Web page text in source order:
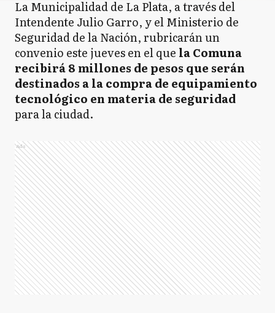
La Municipalidad de La Plata, a través del
Intendente Julio Garro, y el Ministerio de
Seguridad de la Nación, rubricarán un
convenio este jueves en el que la Comuna
recibirá 8 millones de pesos que serán
destinados a la compra de equipamiento
tecnológico en materia de seguridad
para la ciudad.
Ads